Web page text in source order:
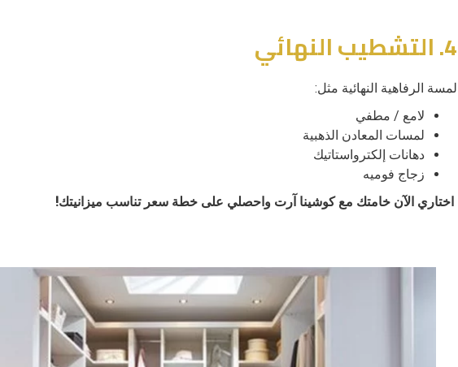
4. التشطيب النهائي
لمسة الرفاهية النهائية مثل:
لامع / مطفي
لمسات المعادن الذهبية
دهانات إلكترواستاتيك
زجاج فوميه
اختاري الآن خامتك مع كوشينا آرت واحصلي على خطة سعر تناسب ميزانيتك!